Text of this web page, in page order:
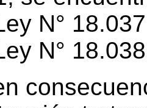
N°
N°